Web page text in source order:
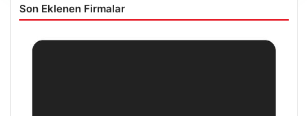
Son Eklenen Firmalar